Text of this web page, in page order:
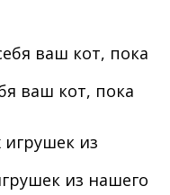
ваш кот, пока
из нашего